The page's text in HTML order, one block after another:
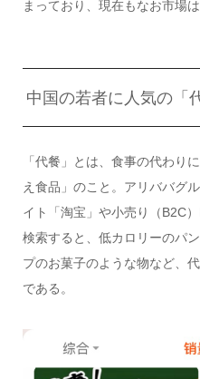
まっており、現在もなお市場
中国の若者に人気の「
「代餐」とは、食事の代わり
え食品」のこと。アリババグ
イト「淘宝」や小売り（B2C
検索すると、低カロリーのパ
プのお菓子のような物など、
である。